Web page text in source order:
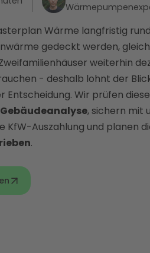
Wärme langfristig rund
gedeckt werden,
weiterhin
- deshalb lohnt der
Wir prüfen
, sichern mit
KfW-Auszahlung und planen
.